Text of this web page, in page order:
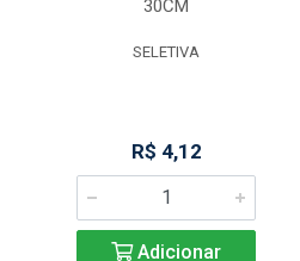
30CM
SELETIVA
R$ 4,12
Adicionar